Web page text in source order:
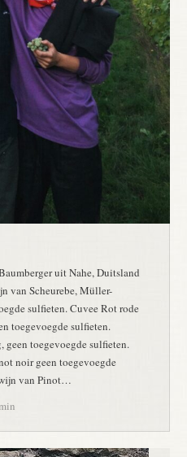
uit Nahe, Duitsland
van Scheurebe, Müller-
sulfieten. Cuvee Rot rode
toegevoegde sulfieten.
toegevoegde sulfieten.
noir geen toegevoegde
van Pinot…